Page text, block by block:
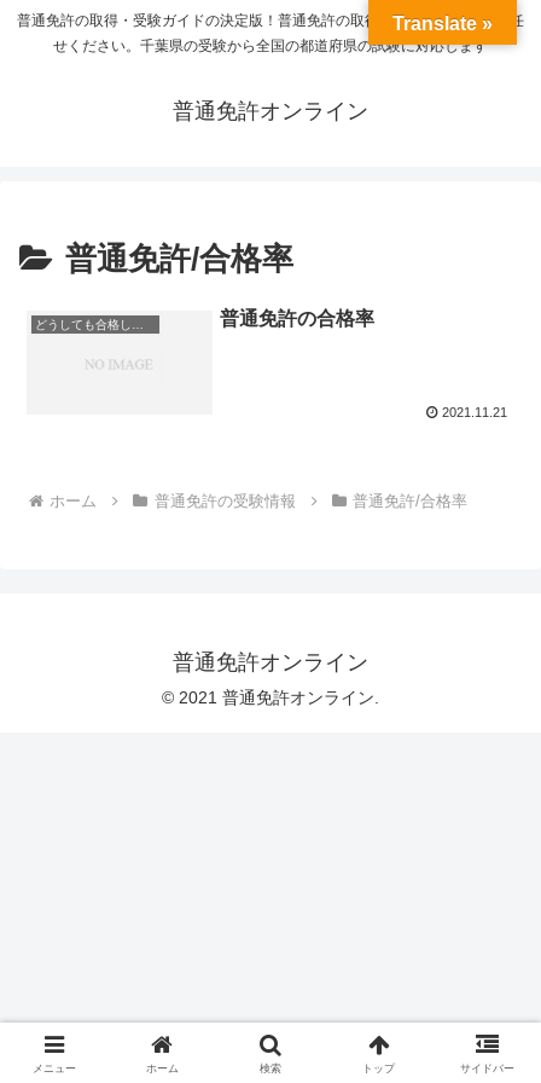
普通免許の取得・受験ガイドの決定版！普通免許の取得から学習方法までお任
せください。千葉県の受験から全国の都道府県の試験に対応します
普通免許オンライン
普通免許/合格率
普通免許の合格率
2021.11.21
ホーム 普通免許の受験情報 普通免許/合格率
普通免許オンライン
© 2021 普通免許オンライン.
メニュー ホーム 検索 トップ サイドバー
Translate »